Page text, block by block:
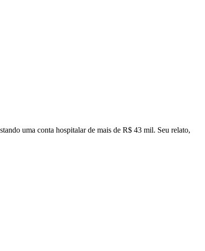
uma conta hospitalar de mais de R$ 43 mil. Seu relato,